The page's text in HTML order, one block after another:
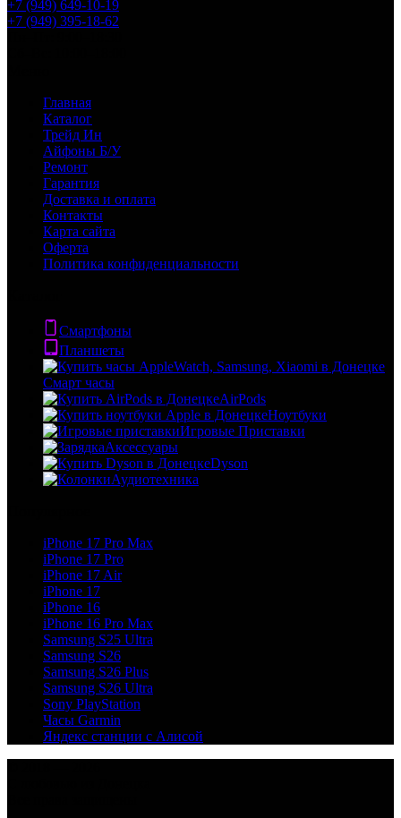
+7 (949) 649-10-19
+7 (949) 395-18-62
Главная
Каталог
Трейд Ин
Айфоны Б/У
Ремонт
Гарантия
Доставка и оплата
Контакты
Карта сайта
Оферта
Политика конфиденциальности
Смартфоны
Планшеты
Смарт часы
AirPods
Ноутбуки
Игровые Приставки
Аксессуары
Dyson
Аудиотехника
iPhone 17 Pro Max
iPhone 17 Pro
iPhone 17 Air
iPhone 17
iPhone 16
iPhone 16 Pro Max
Samsung S25 Ultra
Samsung S26
Samsung S26 Plus
Samsung S26 Ultra
Sony PlayStation
Часы Garmin
Яндекс станции с Алисой